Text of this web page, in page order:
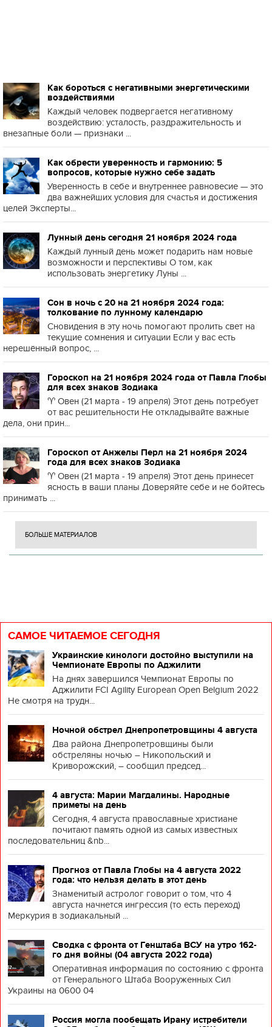
Как бороться с негативными энергетическими
воздействиями
Каждый человек подвергается негативному
воздействию: усталость, раздражительность и
внезапные боли — признаки ...
Как обрести уверенность и гармонию: 5
вопросов, которые нужно себе задать
Уверенность в себе и внутреннее равновесие — это
два важнейших условия для счастья и достижения
целей Эксперты...
Лунный день сегодня 21 ноября 2024 года
Каждый лунный день может подарить нам новые
возможности и перспективы О том, как
использовать энергетику Луны ...
Сон в ночь с 20 на 21 ноября 2024 года:
толкование по лунному календарю
Сновидения в эту ночь помогают пролить свет на
текущие сомнения и ситуации Если у вас есть
нерешённый вопрос, ...
Гороскоп на 21 ноября 2024 года от Павла Глобы
для всех знаков Зодиака
♈️ Овен (21 марта - 19 апреля) Этот день потребует
от вас решительности Не откладывайте важные
дела, они прин...
Гороскоп от Анжелы Перл на 21 ноября 2024
года для всех знаков Зодиака
♈️ Овен (21 марта - 19 апреля) Этот день принесет
ясность в ваши планы Доверяйте себе и не бойтесь
принимать ...
БОЛЬШЕ МАТЕРИАЛОВ
САМОЕ ЧИТАЕМОЕ СЕГОДНЯ
Украинские кинологи достойно выступили на
Чемпионате Европы по Аджилити
На днях завершился Чемпионат Европы по
Аджилити FCI Agility European Open Belgium 2022
Не смотря на трудн...
Ночной обстрел Днепропетровщины 4 августа
Два района Днепропетровщины были
обстреляны ночью – Никопольский и
Криворожский, – сообщил председ...
4 августа: Марии Магдалины. Народные
приметы на день
Сегодня, 4 августа православные христиане
почитают память одной из самых известных
последовательниц &nb...
Прогноз от Павла Глобы на 4 августа 2022
года: что нельзя делать в этот день
Знаменитый астролог говорит о том, что 4
августа начнется ингрессия (то есть переход)
Меркурия в зодиакальный ...
Сводка с фронта от Генштаба ВСУ на утро 162-
го дня войны (04 августа 2022 года)
Оперативная информация по состоянию с фронта
от Генерального Штаба Вооруженных Сил
Украины на 0600 04
Россия могла пообещать Ирану истребители